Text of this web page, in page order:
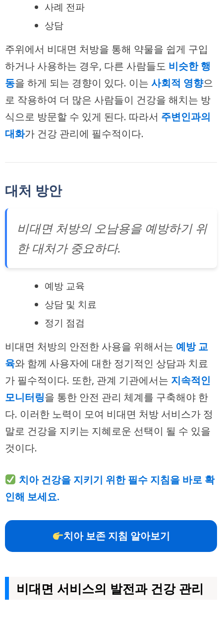
사례 전파
상담
주위에서 비대면 처방을 통해 약물을 쉽게 구입
하거나 사용하는 경우, 다른 사람들도 비슷한 행
동을 하게 되는 경향이 있다. 이는 사회적 영향으
로 작용하여 더 많은 사람들이 건강을 해치는 방
식으로 방문할 수 있게 된다. 따라서 주변인과의
대화가 건강 관리에 필수적이다.
대처 방안
비대면 처방의 오남용을 예방하기 위
한 대처가 중요하다.
예방 교육
상담 및 치료
정기 점검
비대면 처방의 안전한 사용을 위해서는 예방 교
육와 함께 사용자에 대한 정기적인 상담과 치료
가 필수적이다. 또한, 관계 기관에서는 지속적인
모니터링을 통한 안전 관리 체계를 구축해야 한
다. 이러한 노력이 모여 비대면 처방 서비스가 정
말로 건강을 지키는 지혜로운 선택이 될 수 있을
것이다.
치아 건강을 지키기 위한 필수 지침을 바로 확
인해 보세요.
치아 보존 지침 알아보기
비대면 서비스의 발전과 건강 관리